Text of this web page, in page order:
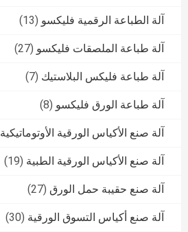
آلة الطباعة الرقمية فليكسو (13)
آلة طباعة الملصقات فليكسو (27)
آلة طباعة فليكس البلاستيك (7)
آلة طباعة الورق فليكسو (8)
آلة صنع الأكياس الورقية الأوتوماتيكية
آلة صنع الأكياس الورقية الطبية (19)
آلة صنع حقيبة حمل الورق (27)
آلة صنع أكياس التسوق الورقية (30)